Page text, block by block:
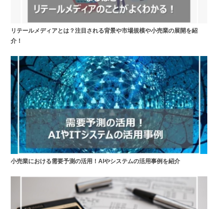
リテールメディアとは？注目される背景や市場規模や小売業の展開を紹
介！
小売業における需要予測の活用！AIやシステムの活用事例を紹介